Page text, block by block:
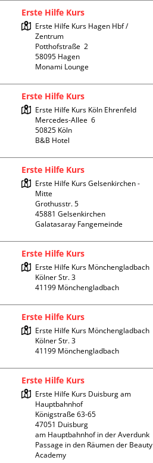
Erste Hilfe Kurs
Erste Hilfe Kurs Hagen Hbf /
Zentrum
Potthofstraße  2
58095 Hagen
Monami Lounge
Erste Hilfe Kurs
Erste Hilfe Kurs Köln Ehrenfeld
Mercedes-Allee  6
50825 Köln
B&B Hotel
Erste Hilfe Kurs
Erste Hilfe Kurs Gelsenkirchen -
Mitte
Grothusstr. 5
45881 Gelsenkirchen
Galatasaray Fangemeinde
Erste Hilfe Kurs
Erste Hilfe Kurs Mönchengladbach
Kölner Str. 3
Erste Hilfe Kurs
Erste Hilfe Kurs Mönchengladbach
Kölner Str. 3
Erste Hilfe Kurs
Erste Hilfe Kurs Duisburg am
Hauptbahnhof
Königstraße 63-65
47051 Duisburg
am Hauptbahnhof in der Averdunk
Passage in den Räumen der Beauty
Academy